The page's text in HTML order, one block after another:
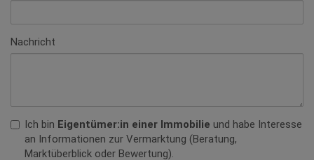
Nachricht
Ich bin Eigentümer:in einer Immobilie und habe Interesse
an Informationen zur Vermarktung (Beratung,
Marktüberblick oder Bewertung).